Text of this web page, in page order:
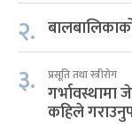
२.
३. प्रसूति तथा स्त्रीरोग
कहिले